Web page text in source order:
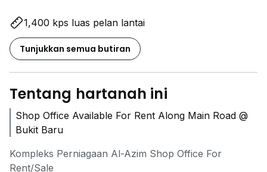
1,400 kps luas pelan lantai
Tunjukkan semua butiran
Tentang hartanah ini
Shop Office Available For Rent Along Main Road @
Bukit Baru
Kompleks Perniagaan Al-Azim Shop Office For
Rent/Sale